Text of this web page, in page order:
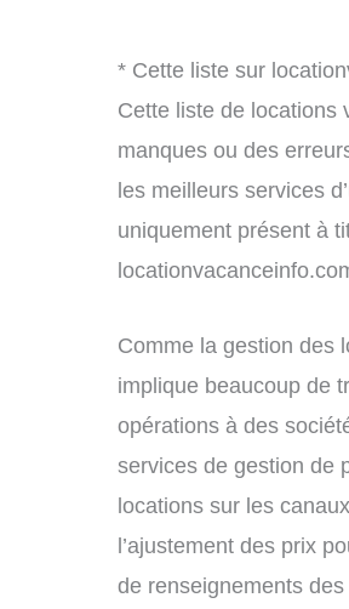
* Cette liste sur
Cette liste de locations
manques ou des
les meilleurs services
uniquement présent à
Comme la gestion des
implique beaucoup de
opérations à des
services de gestion de
locations sur les
l’ajustement des prix
de renseignements